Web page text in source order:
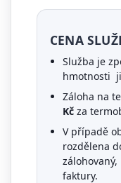
CENA
Služba je
hmotnosti
Záloha na
Kč za
V případě
rozdělena
faktury.